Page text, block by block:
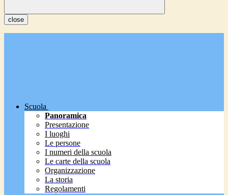
close
Scuola
Panoramica
Presentazione
I luoghi
Le persone
I numeri della scuola
Le carte della scuola
Organizzazione
La storia
Regolamenti